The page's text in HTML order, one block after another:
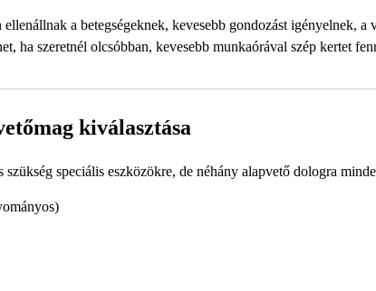
a betegségeknek, kevesebb gondozást igényelnek, a
ha szeretnél olcsóbban, kevesebb munkaórával szép kertet
kiválasztása
speciális eszközökre, de néhány alapvető dologra